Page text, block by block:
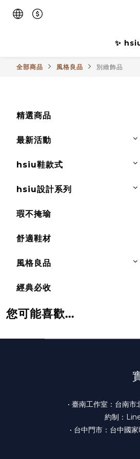
✨
全部商品 風格良品 別緻飾品
精選商品
最新活動
hsiu鞋款式
hsiu設計系列
瑕不掩瑜
舒適鞋材
風格良品
經典必收
您可能喜歡...
• 臺南工作室：台南
約制：
• 台中門市：台中國